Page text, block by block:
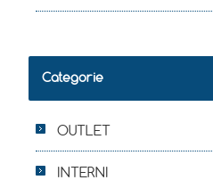
Categorie
OUTLET
INTERNI